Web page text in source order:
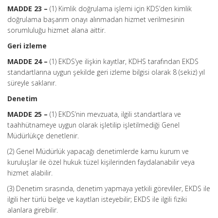
MADDE 23 – (1) Kimlik doğrulama işlemi için KDS’den kimlik
doğrulama başarım onayı alınmadan hizmet verilmesinin
sorumluluğu hizmet alana aittir.
Geri izleme
MADDE 24 – (1) EKDS’ye ilişkin kayıtlar, KDHS tarafından EKDS
standartlarına uygun şekilde geri izleme bilgisi olarak 8 (sekiz) yıl
süreyle saklanır.
Denetim
MADDE 25 – (1) EKDS’nin mevzuata, ilgili standartlara ve
taahhütnameye uygun olarak işletilip işletilmediği Genel
Müdürlükçe denetlenir.
(2) Genel Müdürlük yapacağı denetimlerde kamu kurum ve
kuruluşlar ile özel hukuk tüzel kişilerinden faydalanabilir veya
hizmet alabilir.
(3) Denetim sırasında, denetim yapmaya yetkili görevliler, EKDS ile
ilgili her türlü belge ve kayıtları isteyebilir; EKDS ile ilgili fiziki
alanlara girebilir.